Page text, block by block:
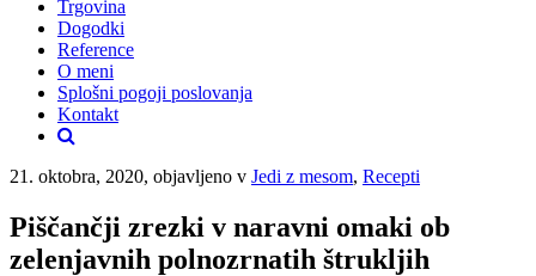
Trgovina
Dogodki
Reference
O meni
Splošni pogoji poslovanja
Kontakt
21. oktobra, 2020, objavljeno v Jedi z mesom, Recepti
Piščančji zrezki v naravni omaki ob
zelenjavnih polnozrnatih štrukljih